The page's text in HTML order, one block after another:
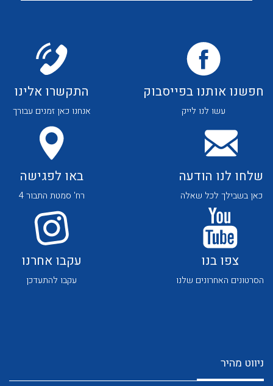
לכל מוצרי היצרן לכל מוצרי היצרן
לכל מוצרי היצרן לכל מוצרי היצרן
חפשנו אותנו בפייסבוק
עשו לנו לייק
התקשרו אלינו
אנחנו כאן זמנים עבורך
שלחו לנו הודעה
כאן בשבילך לכל שאלה
באו לפגישה
רח' סמטת התבור 4
צפו בנו
הסרטונים האחרונים שלנו
עקבו אחרנו
עקבו להתעדכן
ניווט מהיר